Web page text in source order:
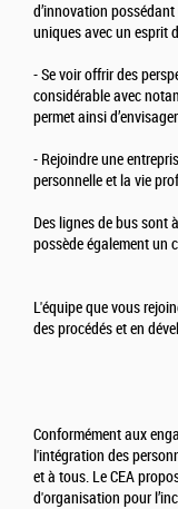
d’innovation
uniques avec un esprit
- Se voir offrir des
considérable avec
permet ainsi
- Rejoindre une
personnelle et la vie
Des lignes de bus sont
possède également un
L'équipe que vous
des procédés et en
Conformément aux
l'intégration des
et à tous. Le CEA
d'organisation pour